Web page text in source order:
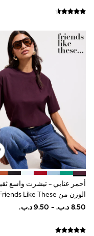
Start Rite
Smiggle
Eastpak
& Backpacks
Caps
Belts
Jumpers
Polo Shirts
& Swimwear
T-Shirts
& Backpacks
Lunchboxes
Caps
Bags
Shirts
Polo Shirts
GIRLS
أحمر عنابي - تيشرت واسع
الوزن من Friends Like These